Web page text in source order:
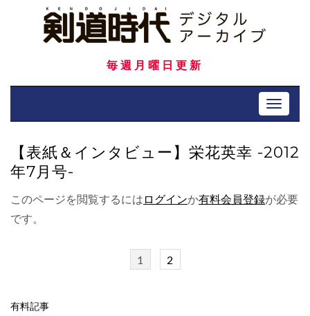
毎週月曜日更新
Toggle
【表紙＆インタビュー】栄花英幸 -2012
年7月号-
このページを閲覧するには ログインか有料会員登録が必要
です。
1 2
有料記事